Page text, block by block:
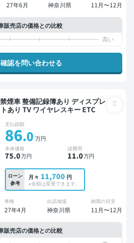
27年6月 神奈川県 11月〜12月
販売店の価格との比較
認を問い合わせる
あり TV ワイヤレスキー ETC
支払総額
86.0 万円
本体価格
75.0万円
諸費用
11.0万円
ローン
参考
月々 11,700 円
※金額は変更できます。
車検
27年4月
出品地域
神奈川県
納期の目安
11月〜12月
販売店の価格との比較